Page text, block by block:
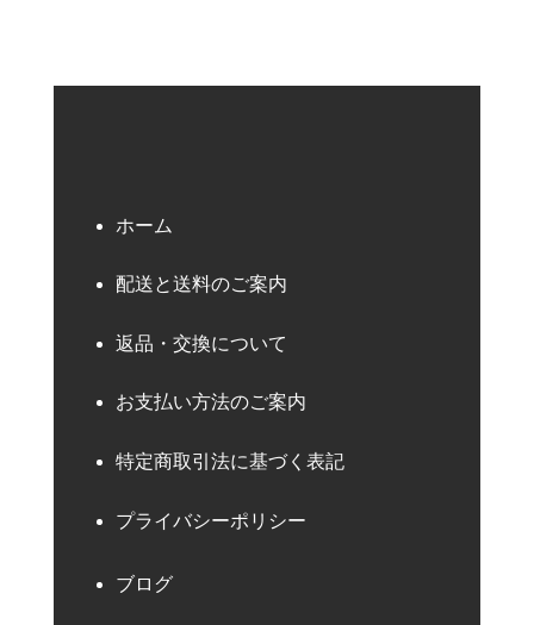
ホーム
配送と送料のご案内
返品・交換について
お支払い方法のご案内
特定商取引法に基づく表記
プライバシーポリシー
ブログ